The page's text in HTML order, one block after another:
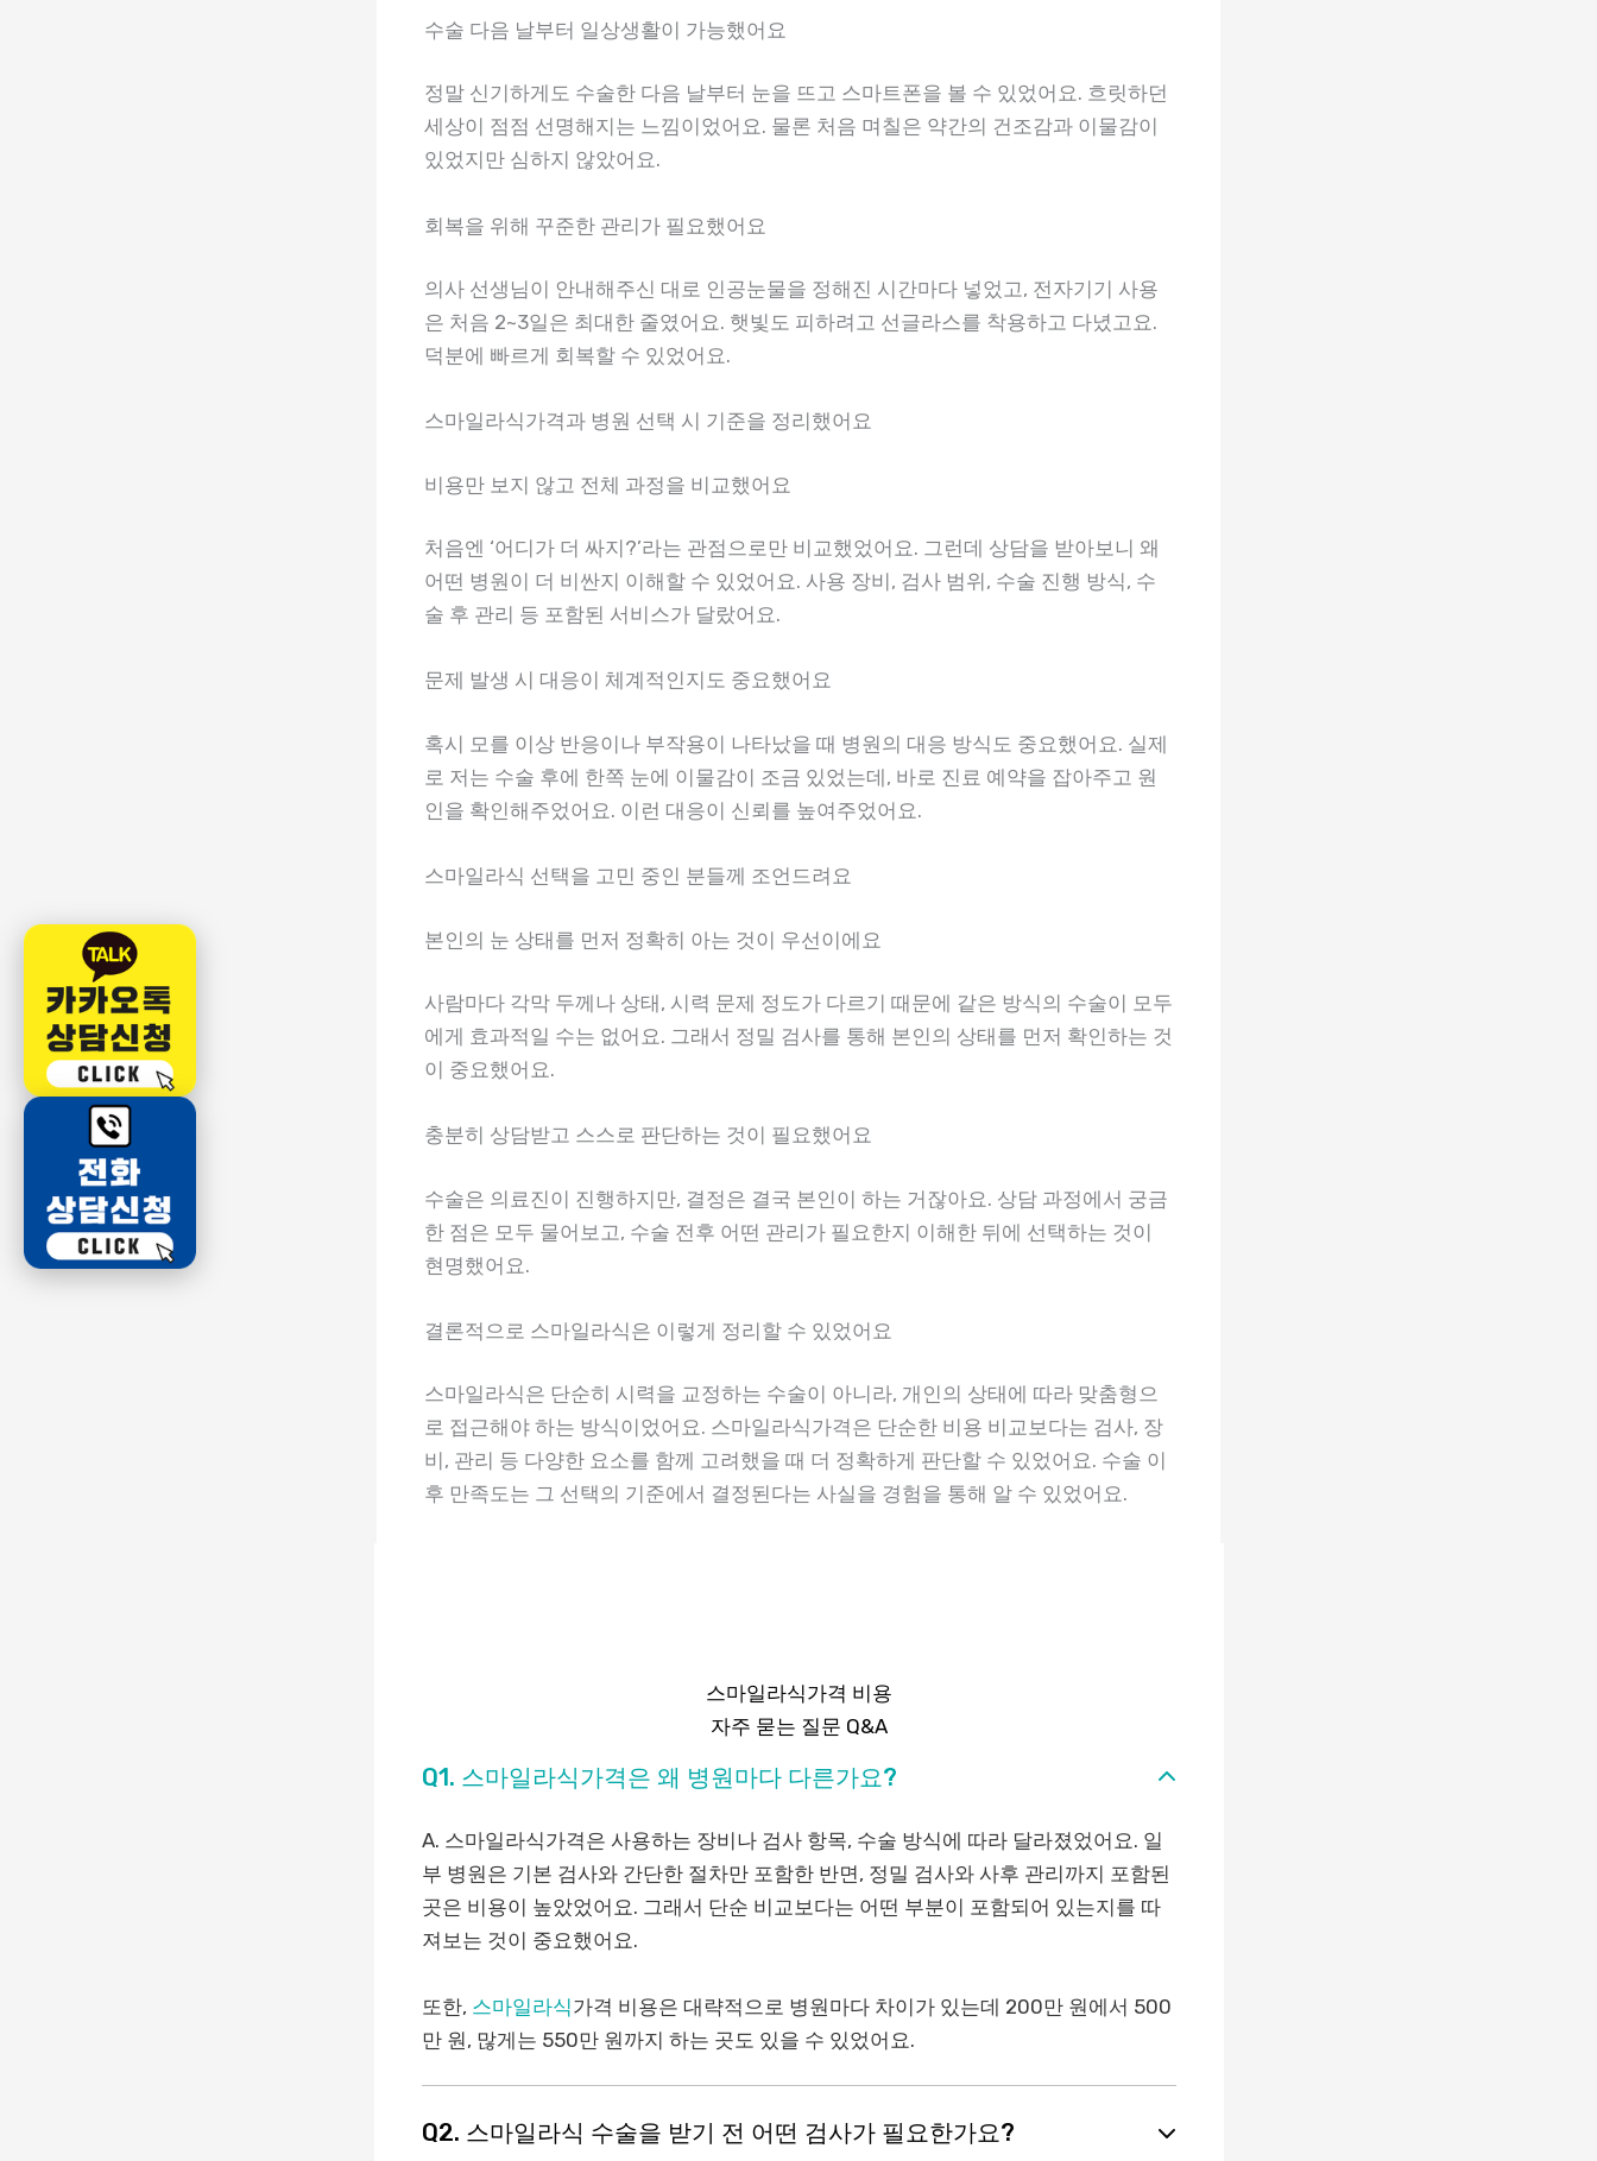
수술 다음 날부터 일상생활이 가능했어요
정말 신기하게도 수술한 다음 날부터 눈을 뜨고 스마트폰을 볼 수 있었어요. 흐릿하던
세상이 점점 선명해지는 느낌이었어요. 물론 처음 며칠은 약간의 건조감과 이물감이
있었지만 심하지 않았어요.
회복을 위해 꾸준한 관리가 필요했어요
의사 선생님이 안내해주신 대로 인공눈물을 정해진 시간마다 넣었고, 전자기기 사용
은 처음 2~3일은 최대한 줄였어요. 햇빛도 피하려고 선글라스를 착용하고 다녔고요.
덕분에 빠르게 회복할 수 있었어요.
스마일라식가격과 병원 선택 시 기준을 정리했어요
비용만 보지 않고 전체 과정을 비교했어요
처음엔 ‘어디가 더 싸지?’라는 관점으로만 비교했었어요. 그런데 상담을 받아보니 왜
어떤 병원이 더 비싼지 이해할 수 있었어요. 사용 장비, 검사 범위, 수술 진행 방식, 수
술 후 관리 등 포함된 서비스가 달랐어요.
문제 발생 시 대응이 체계적인지도 중요했어요
혹시 모를 이상 반응이나 부작용이 나타났을 때 병원의 대응 방식도 중요했어요. 실제
로 저는 수술 후에 한쪽 눈에 이물감이 조금 있었는데, 바로 진료 예약을 잡아주고 원
인을 확인해주었어요. 이런 대응이 신뢰를 높여주었어요.
스마일라식 선택을 고민 중인 분들께 조언드려요
본인의 눈 상태를 먼저 정확히 아는 것이 우선이에요
사람마다 각막 두께나 상태, 시력 문제 정도가 다르기 때문에 같은 방식의 수술이 모두
에게 효과적일 수는 없어요. 그래서 정밀 검사를 통해 본인의 상태를 먼저 확인하는 것
이 중요했어요.
충분히 상담받고 스스로 판단하는 것이 필요했어요
수술은 의료진이 진행하지만, 결정은 결국 본인이 하는 거잖아요. 상담 과정에서 궁금
한 점은 모두 물어보고, 수술 전후 어떤 관리가 필요한지 이해한 뒤에 선택하는 것이
현명했어요.
결론적으로 스마일라식은 이렇게 정리할 수 있었어요
스마일라식은 단순히 시력을 교정하는 수술이 아니라, 개인의 상태에 따라 맞춤형으
로 접근해야 하는 방식이었어요. 스마일라식가격은 단순한 비용 비교보다는 검사, 장
비, 관리 등 다양한 요소를 함께 고려했을 때 더 정확하게 판단할 수 있었어요. 수술 이
후 만족도는 그 선택의 기준에서 결정된다는 사실을 경험을 통해 알 수 있었어요.
스마일라식가격 비용
자주 묻는 질문 Q&A
Q1. 스마일라식가격은 왜 병원마다 다른가요?
A. 스마일라식가격은 사용하는 장비나 검사 항목, 수술 방식에 따라 달라졌었어요. 일
부 병원은 기본 검사와 간단한 절차만 포함한 반면, 정밀 검사와 사후 관리까지 포함된
곳은 비용이 높았었어요. 그래서 단순 비교보다는 어떤 부분이 포함되어 있는지를 따
져보는 것이 중요했어요.
또한, 스마일라식가격 비용은 대략적으로 병원마다 차이가 있는데 200만 원에서 500
만 원, 많게는 550만 원까지 하는 곳도 있을 수 있었어요.
Q2. 스마일라식 수술을 받기 전 어떤 검사가 필요한가요?